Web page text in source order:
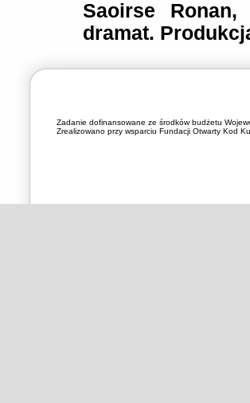
Saoirse
dramat.
Zadanie dofinansowane ze środków budżetu
Zrealizowano przy wsparciu Fundacji Otwarty Kod